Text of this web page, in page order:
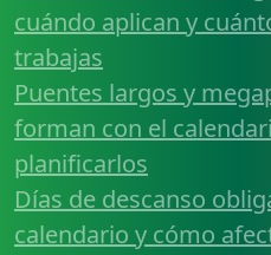
cuándo aplican y
trabajas
Puentes largos y
forman con el
planificarlos
Días de descanso
calendario y cómo